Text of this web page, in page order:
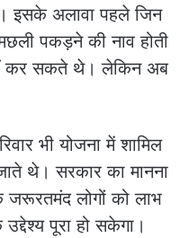
इसके अलावा पहले जिन
पकड़ने की नाव होती
कर सकते थे। लेकिन अब
भी योजना में शामिल
थे। सरकार का मानना
लोगों को लाभ
पूरा हो सकेगा।